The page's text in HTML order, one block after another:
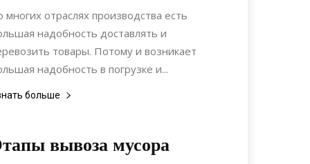
многих отраслях производства есть
надобность доставлять и
товары. Потому и возникает
надобность в погрузке и...
больше
вывоза мусора
07.08.2019